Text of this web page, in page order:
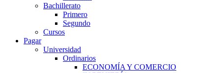
Bachillerato
Primero
Segundo
Cursos
Pagar
Universidad
Ordinarios
ECONOMÍA Y COMERCIO